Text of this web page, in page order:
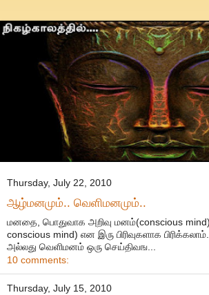
Thursday, July 22, 2010
ஆழ்மனமும்.. வெளிமனமும்..
மனதை, பொதுவாக அறிவு மனம்(conscious
conscious mind) என இரு பிரிவுகளாக
அல்லது வெளிமனம் ஒரு செய்திவங...
10 comments:
Thursday, July 15, 2010